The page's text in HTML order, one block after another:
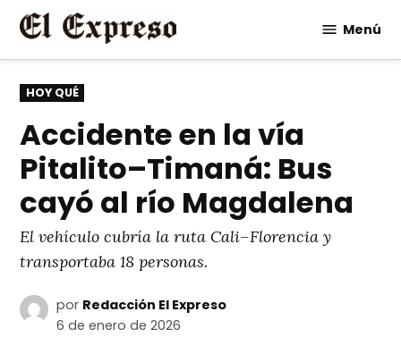
Saltar
contenido
Menú
PUBLICADO
EN
HOY QUÉ
Accidente en la vía
Pitalito–Timaná: Bus
cayó al río Magdalena
El vehículo cubría la ruta Cali–Florencia y
transportaba 18 personas.
por Redacción El Expreso
6 de enero de 2026